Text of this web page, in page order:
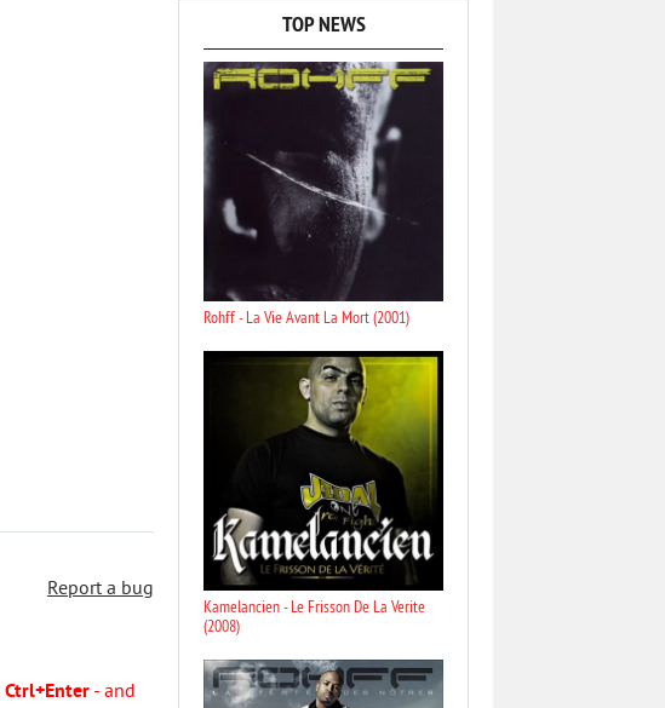
Report a bug
Ctrl+Enter - and
TOP NEWS
Rohff - La Vie Avant La Mort (2001)
Kamelancien - Le Frisson De La Verite
(2008)